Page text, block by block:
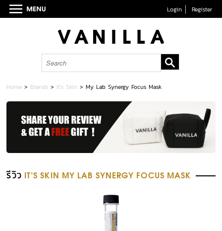
Login Register
Home > Brands > It's Skin >My Lab Synergy Focus Mask
รีวิว IT'S SKIN MY LAB SYNERGY FOCUS MASK